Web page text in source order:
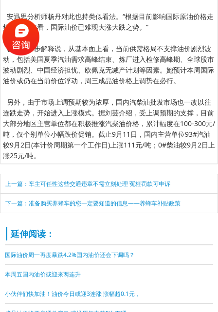
安迅思分析师杨丹对此也持类似看法。“根据目前影响国际原油价格走
势的因素来看，国际油价已难现大涨大跌之势。”
杨丹进一步解释说，从基本面上看，当前供需格局不支撑油价剧烈波
动，包括美国夏季汽油需求高峰结束、炼厂进入检修高峰期、全球股市
波动剧烈、中国经济担忧、欧佩克无减产计划等因素。她预计本周国际
油价或仍在当前价位浮动，周三成品油价格上调势在必行。
另外，由于市场上调预期较为浓厚，国内汽柴油批发市场也一改以往
连跌走势，开始进入上涨模式。据刘芸介绍，受上调预期的支撑，目前
大部分地区主营单位都在积极推涨汽柴油价格，累计幅度在100-300元/
吨，仅个别单位小幅跌价促销。截止9月11日，国内主营单位93#汽油
较9月2日(本计价周期第一个工作日)上涨111元/吨；0#柴油较9月2日上
涨25元/吨。
上一篇：车主可任性这些交通违章不需立刻处理 冤枉罚款可申诉
下一篇：准备购买养蜂车的您一定要知道的信息——养蜂车补贴政策
延伸阅读：
国际油价周一再度暴跌4.2%国内油价还会下调吗？
本周五国内油价或迎来两连升
小伙伴们快加油！油价今日或迎3连涨 涨幅超0.1元，